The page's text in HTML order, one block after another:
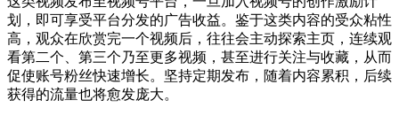
划，即可享受平台分发的广告收益。鉴于这类内容的受众粘性
高，观众在欣赏完一个视频后，往往会主动探索主页，连续观
看第二个、第三个乃至更多视频，甚至进行关注与收藏，从而
促使账号粉丝快速增长。坚持定期发布，随着内容累积，后续
获得的流量也将愈发庞大。